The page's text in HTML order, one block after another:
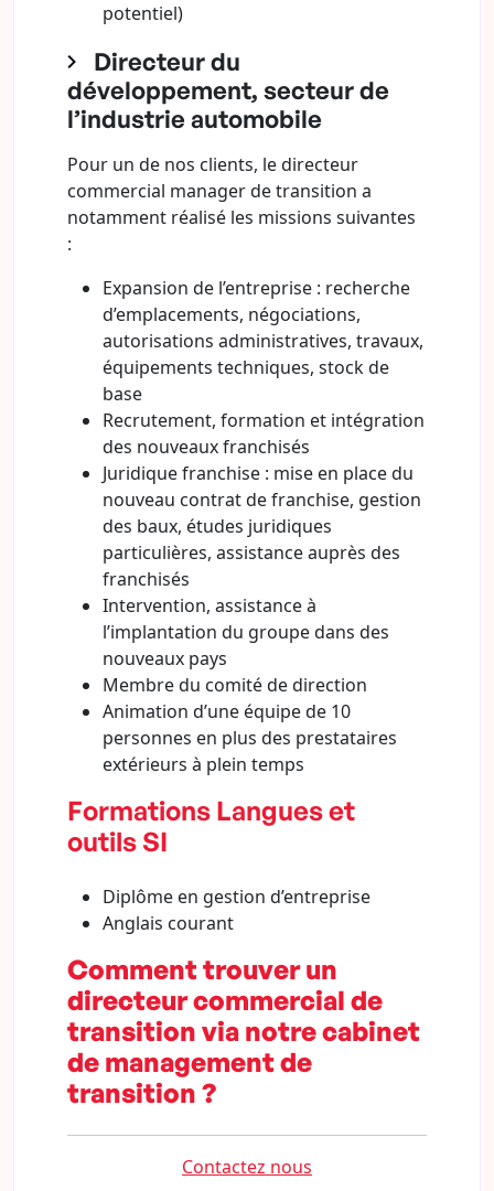
potentiel)
Directeur du
développement, secteur de
l’industrie automobile
Pour un de nos clients, le directeur
commercial manager de transition a
notamment réalisé les missions suivantes
:
Expansion de l’entreprise : recherche
d’emplacements, négociations,
autorisations administratives, travaux,
équipements techniques, stock de
base
Recrutement, formation et intégration
des nouveaux franchisés
Juridique franchise : mise en place du
nouveau contrat de franchise, gestion
des baux, études juridiques
particulières, assistance auprès des
franchisés
Intervention, assistance à
l’implantation du groupe dans des
nouveaux pays
Membre du comité de direction
Animation d’une équipe de 10
personnes en plus des prestataires
extérieurs à plein temps
Formations Langues et
outils SI
Diplôme en gestion d’entreprise
Anglais courant
Comment trouver un
directeur commercial de
transition via notre cabinet
de management de
transition ?
Contactez nous